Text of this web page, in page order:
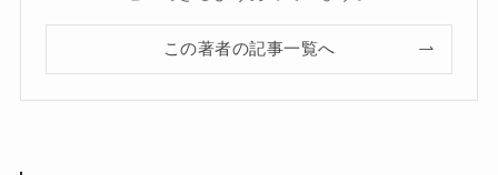
この著者の記事一覧へ